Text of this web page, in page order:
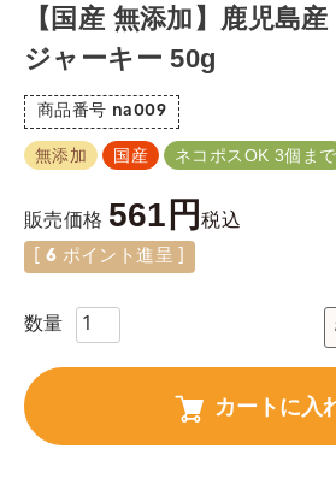
【国産 無添加】鹿児島
ジャーキー 50g
商品番号 na009
無添加 国産 ネコポスOK 3個まで
販売価格 561 税込
6 ポイント進呈 ]
カートに入